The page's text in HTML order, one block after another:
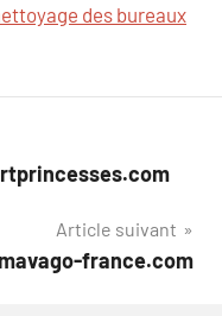
des bureaux
Article suivant
france.com